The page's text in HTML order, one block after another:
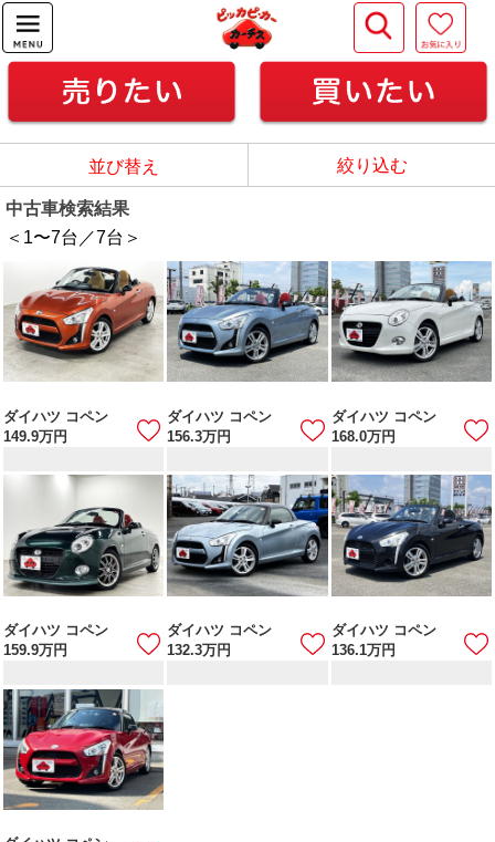
並び替え 絞り込む
中古車検索結果
＜1〜7台／7台＞
ダイハツ コペン
149.9万円
ダイハツ コペン
156.3万円
ダイハツ コペン
168.0万円
ダイハツ コペン
159.9万円
ダイハツ コペン
132.3万円
ダイハツ コペン
136.1万円